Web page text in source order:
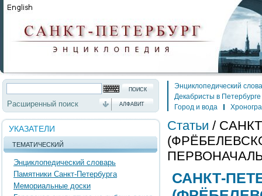
Расширенный поиск АЛФАВИТ
УКАЗАТЕЛИ
ТЕМАТИЧЕСКИЙ
Энциклопедический словарь
Памятники Санкт-Петербурга
Мемориальные доски
Энциклопедический
Декабристы в Петербурге
Город и вода
Статьи /
САНКТ-